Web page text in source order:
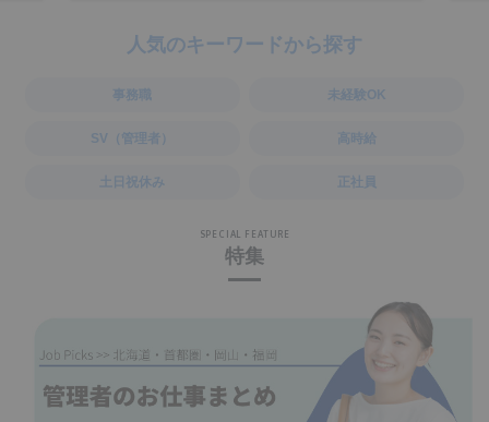
人気のキーワードから探す
事務職 未経験OK
SV（管理者） 高時給
土日祝休み 正社員
SPECIAL FEATURE
特集